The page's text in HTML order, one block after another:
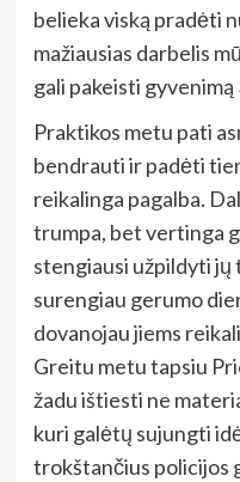
belieka viską pradėti
mažiausias darbelis
gali pakeisti
Praktikos metu pati
bendrauti ir padėti
reikalinga pagalba.
trumpa, bet vertinga
stengiausi užpildyti jų
surengiau gerumo
dovanojau jiems
Greitu metu tapsiu
žadu ištiesti ne
kuri galėtų sujungti
trokštančius policijos